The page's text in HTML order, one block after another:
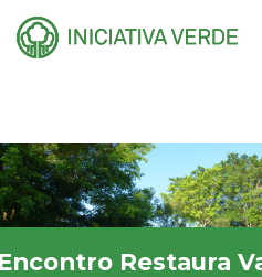
Restaura